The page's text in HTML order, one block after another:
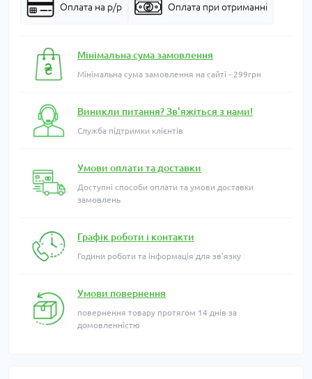
Оплата на р/р Оплата при отриманні
Мінімальна сума замовлення
Мінімальна сума замовлення на сайті - 299грн
Виникли питання? Зв'яжіться з нами!
Служба підтримки клієнтів
Умови оплати та доставки
Доступні способи оплати та умови доставки
замовлень
Графік роботи і контакти
Години роботи та інформація для зв'язку
Умови повернення
повернення товару протягом 14 днів за
домовленністю